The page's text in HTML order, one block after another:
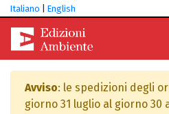
Italiano English
Avviso: le spedizioni degli
giorno 31 luglio al giorno 30